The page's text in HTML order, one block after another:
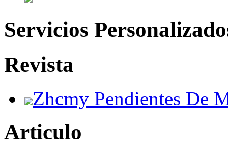
Servicios
Revista
Zhcmy Pendientes De
Articulo